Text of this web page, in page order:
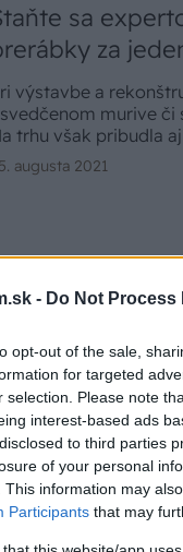
- Do Not
opt-out of the sale,
for targeted
selection. Please note
interest-based ads
to third parties
of your personal
This information may
Participants that may
sa
za
výstavbe a
murive či
trhu však pribudla
alternatíva.
augusta 2021